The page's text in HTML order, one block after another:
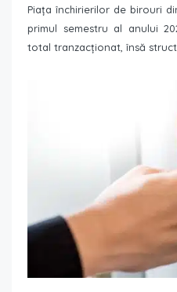
Piața închirierilor de birouri
primul semestru al anului
total tranzacționat, însă